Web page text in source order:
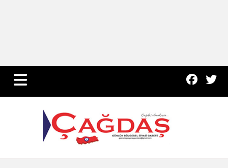
Teknoloji